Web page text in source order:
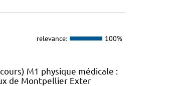
relevance: 100%
M1 physique médicale :
de Montpellier Exter